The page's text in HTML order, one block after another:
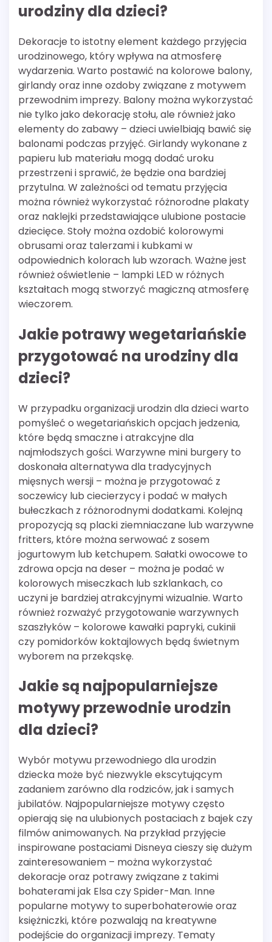
urodziny dla dzieci?
Dekoracje to istotny element każdego przyjęcia
urodzinowego, który wpływa na atmosferę
wydarzenia. Warto postawić na kolorowe balony,
girlandy oraz inne ozdoby związane z motywem
przewodnim imprezy. Balony można wykorzystać
nie tylko jako dekorację stołu, ale również jako
elementy do zabawy – dzieci uwielbiają bawić się
balonami podczas przyjęć. Girlandy wykonane z
papieru lub materiału mogą dodać uroku
przestrzeni i sprawić, że będzie ona bardziej
przytulna. W zależności od tematu przyjęcia
można również wykorzystać różnorodne plakaty
oraz naklejki przedstawiające ulubione postacie
dziecięce. Stoły można ozdobić kolorowymi
obrusami oraz talerzami i kubkami w
odpowiednich kolorach lub wzorach. Ważne jest
również oświetlenie – lampki LED w różnych
kształtach mogą stworzyć magiczną atmosferę
wieczorem.
Jakie potrawy wegetariańskie
przygotować na urodziny dla
dzieci?
W przypadku organizacji urodzin dla dzieci warto
pomyśleć o wegetariańskich opcjach jedzenia,
które będą smaczne i atrakcyjne dla
najmłodszych gości. Warzywne mini burgery to
doskonała alternatywa dla tradycyjnych
mięsnych wersji – można je przygotować z
soczewicy lub ciecierzycy i podać w małych
bułeczkach z różnorodnymi dodatkami. Kolejną
propozycją są placki ziemniaczane lub warzywne
fritters, które można serwować z sosem
jogurtowym lub ketchupem. Sałatki owocowe to
zdrowa opcja na deser – można je podać w
kolorowych miseczkach lub szklankach, co
uczyni je bardziej atrakcyjnymi wizualnie. Warto
również rozważyć przygotowanie warzywnych
szaszłyków – kolorowe kawałki papryki, cukinii
czy pomidorków koktajlowych będą świetnym
wyborem na przekąskę.
Jakie są najpopularniejsze
motywy przewodnie urodzin
dla dzieci?
Wybór motywu przewodniego dla urodzin
dziecka może być niezwykle ekscytującym
zadaniem zarówno dla rodziców, jak i samych
jubilatów. Najpopularniejsze motywy często
opierają się na ulubionych postaciach z bajek czy
filmów animowanych. Na przykład przyjęcie
inspirowane postaciami Disneya cieszy się dużym
zainteresowaniem – można wykorzystać
dekoracje oraz potrawy związane z takimi
bohaterami jak Elsa czy Spider-Man. Inne
popularne motywy to superbohaterowie oraz
księżniczki, które pozwalają na kreatywne
podejście do organizacji imprezy. Tematy